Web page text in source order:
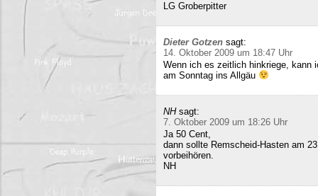
LG Groberpitter
Dieter Gotzen sagt:
14. Oktober 2009 um 18:47 Uhr
Wenn ich es zeitlich hinkriege, kann
am Sonntag ins Allgäu
NH sagt:
7. Oktober 2009 um 18:26 Uhr
Ja 50 Cent,
dann sollte Remscheid-Hasten am
vorbeihören.
NH